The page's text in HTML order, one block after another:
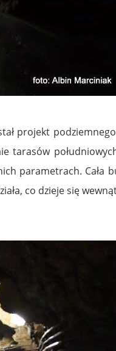
projekt
tarasów
parametrach. Cała
co dzieje się